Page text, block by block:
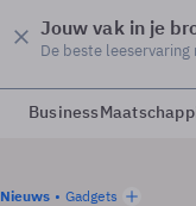
Jouw vak in je
De beste
Business
Nieuws
Gadgets